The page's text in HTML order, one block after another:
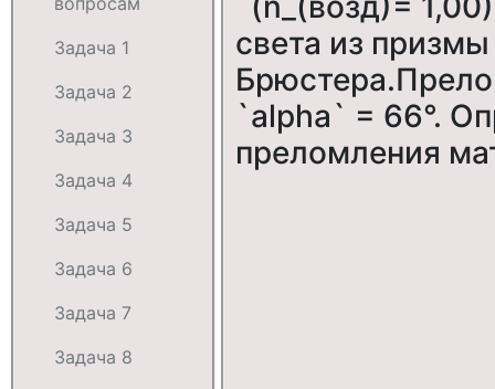
света из
`alpha` = 66°.
преломления
Задача 1
Задача 2
Задача 3
Задача 4
Задача 5
Задача 6
Задача 7
Задача 8